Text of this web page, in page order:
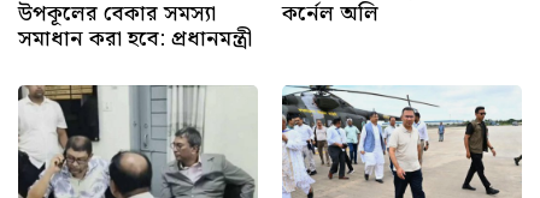
উপকূলের বেকার সমস্যা
সমাধান করা হবে: প্রধানমন্ত্রী
কর্নেল অলি